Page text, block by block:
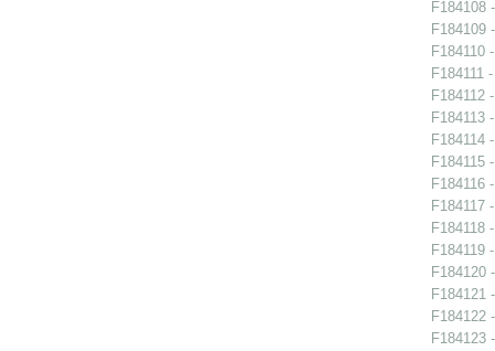
F184108
F184109
F184110
F184111
F184112
F184113
F184114
F184115
F184116
F184117
F184118
F184119
F184120
F184121
F184122
F184123